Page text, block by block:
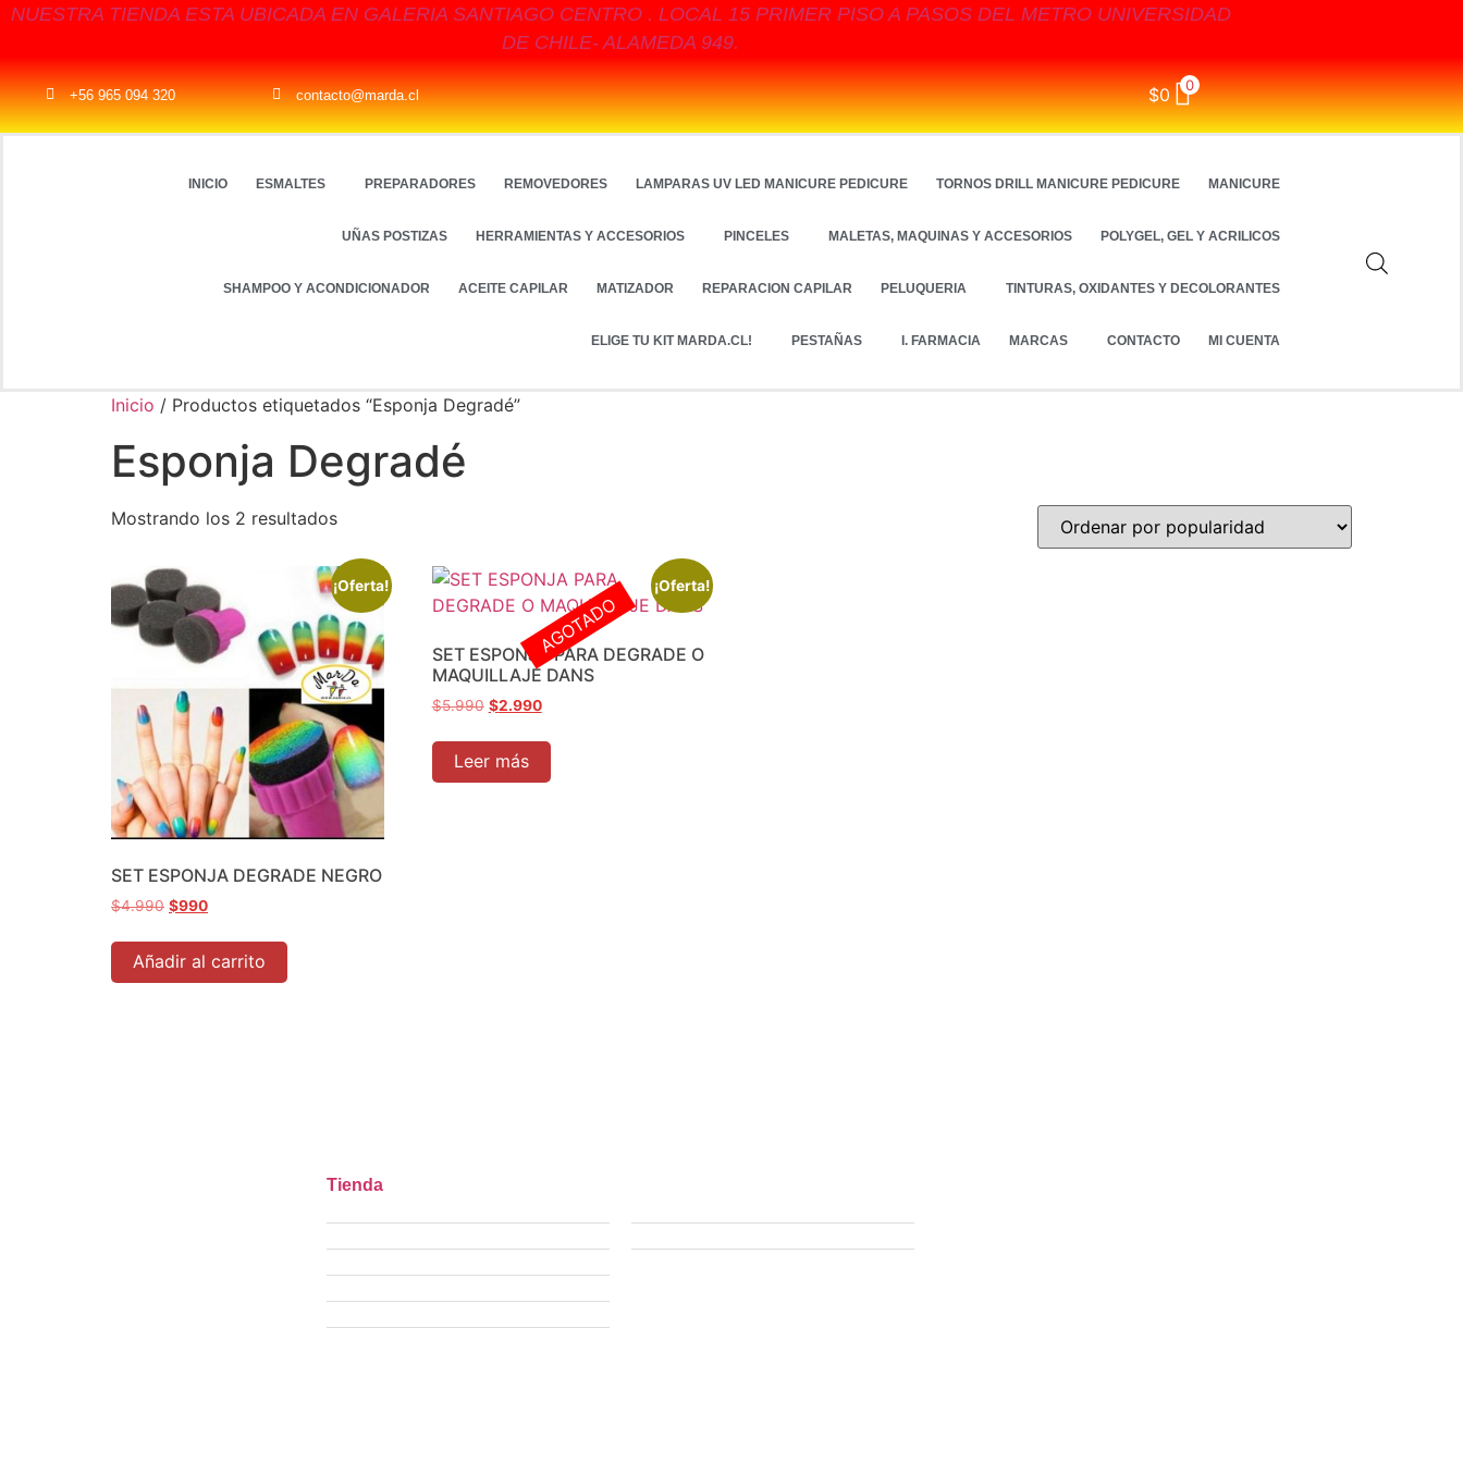
NUESTRA TIENDA ESTA UBICADA EN GALERIA SANTIAGO CENTRO . LOCAL 15 PRIMER PISO A PASOS DEL METRO UNIVERSIDAD
DE CHILE- ALAMEDA 949.
+56 965 094 320 contacto@marda.cl $0 0
INICIO ESMALTES PREPARADORES REMOVEDORES LAMPARAS UV LED MANICURE PEDICURE TORNOS DRILL MANICURE PEDICURE MANICURE
UÑAS POSTIZAS HERRAMIENTAS Y ACCESORIOS PINCELES MALETAS, MAQUINAS Y ACCESORIOS POLYGEL, GEL Y ACRILICOS
SHAMPOO Y ACONDICIONADOR ACEITE CAPILAR MATIZADOR REPARACION CAPILAR PELUQUERIA TINTURAS, OXIDANTES Y DECOLORANTES
ELIGE TU KIT MARDA.CL! PESTAÑAS I. FARMACIA MARCAS CONTACTO MI CUENTA
Inicio / Productos etiquetados “Esponja Degradé”
Esponja Degradé
Mostrando los 2 resultados
¡Oferta!
SET ESPONJA DEGRADE NEGRO
$4.990 $990
Añadir al carrito
¡Oferta!
SET ESPONJA PARA DEGRADE O
MAQUILLAJE DANS
$5.990 $2.990
Leer más
AGOTADO
Tienda
Ofertas
Manicure
Peluquería
Elige tu kit MARDA.CL
Pestañas
Políticas de privacidad
Terminos y condiciones